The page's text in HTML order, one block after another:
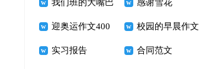
作文400字
我们班的大嘴巴 感谢雪花
迎奥运作文400
字 加油！奥运
校园的早晨作文
600字
实习报告 合同范文